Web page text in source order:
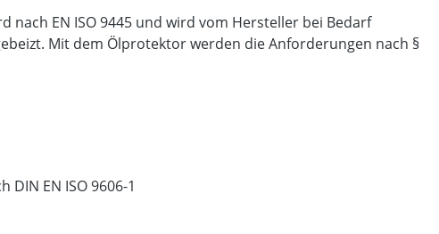
EN ISO 9445 und wird vom Hersteller bei Bedarf
Mit dem Ölprotektor werden die Anforderungen nach §
EN ISO 9606-1